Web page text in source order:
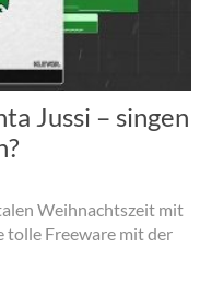
Jussi – singen
Weihnachtszeit mit
tolle Freeware mit der